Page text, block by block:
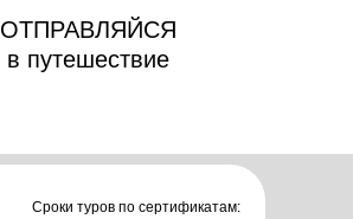
ОТПРАВЛЯЙСЯ
в путешествие
Сроки туров по сертификатам: